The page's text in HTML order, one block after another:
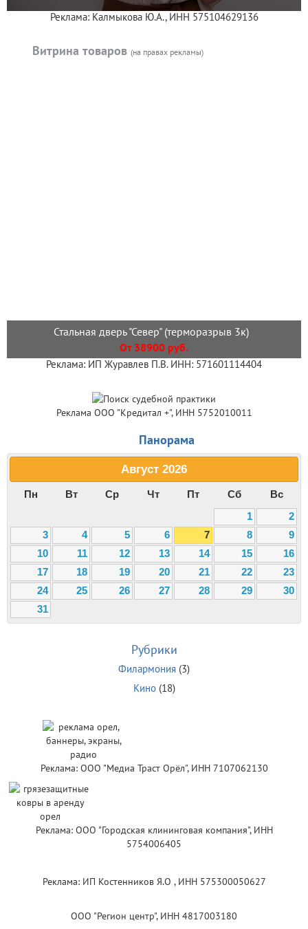
Реклама: Калмыкова Ю.А., ИНН 575104629136
Витрина товаров (на правах рекламы)
Стальная дверь "Север" (терморазрыв 3к)
От 38900 руб.
Реклама: ИП Журавлев П.В. ИНН: 571601114404
Реклама ООО "Кредитал +", ИНН 5752010011
Панорама
Август 2026
Пн Вт Ср Чт Пт Сб
Вс
1
2
3
4 5 6 7 8
9
10
11 12 13 14 15
16
17
18 19 20 21 22
23
24
25 26 27 28 29
30
31
Рубрики
Филармония (3)
Кино(18)
Реклама: ООО "Медиа Траст Орёл", ИНН 7107062130
Реклама: ООО "Городская клининговая компания", ИНН
5754006405
Реклама: ИП Костенников Я.О , ИНН 575300050627
ООО "Регион центр", ИНН 4817003180